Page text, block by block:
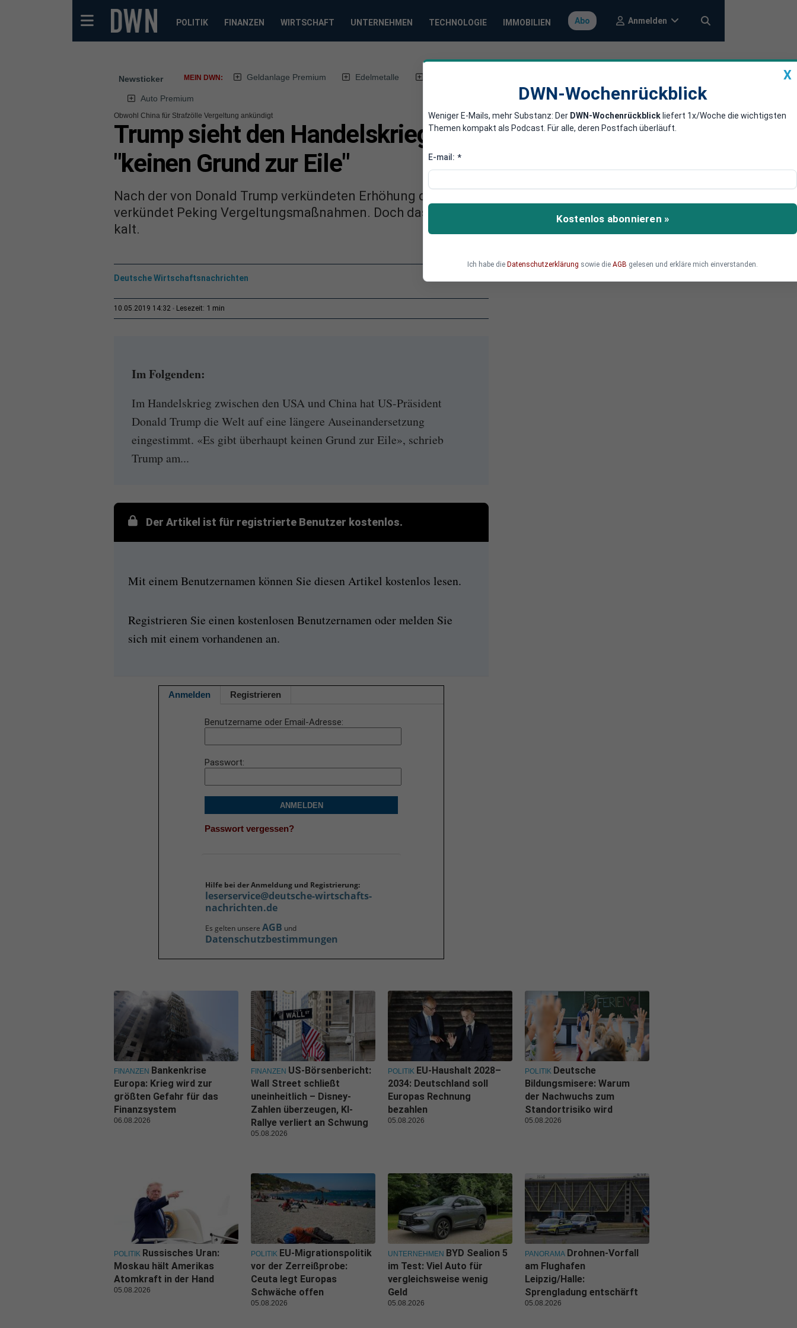
POLITIK FINANZEN WIRTSCHAFT UNTERNEHMEN TECHNOLOGIE IMMOBILIEN Abo Anmelden
Newsticker MEIN DWN: Geldanlage Premium Edelmetalle
Auto Premium
Obwohl China für Strafzölle Vergeltung ankündigt
Trump sieht den Handelskrieg locker: Für Gespräche
"keinen Grund zur Eile"
Nach der von Donald Trump verkündeten Erhöhung der Strafzölle auf chinesische Importe
verkündet Peking Vergeltungsmaßnahmen. Doch das lässt den US-Präsidenten vollkommen
kalt.
Deutsche Wirtschaftsnachrichten
10.05.2019 14:32 Lesezeit: 1 min
Im Folgenden:
Im Handelskrieg zwischen den USA und China hat US-Präsident
Donald Trump die Welt auf eine längere Auseinandersetzung
eingestimmt. «Es gibt überhaupt keinen Grund zur Eile», schrieb
Trump am...
Der Artikel ist für registrierte Benutzer kostenlos.
Mit einem Benutzernamen können Sie diesen Artikel kostenlos lesen.
Registrieren Sie einen kostenlosen Benutzernamen oder melden Sie
sich mit einem vorhandenen an.
Anmelden Registrieren
Benutzername oder Email-Adresse
Passwort
ANMELDEN
Passwort vergessen?
Hilfe bei der Anmeldung und Registrierung:
leserservice@deutsche-wirtschafts-
nachrichten.de
Es gelten unsere AGB und
Datenschutzbestimmungen
X
DWN-Wochenrückblick
Weniger E-Mails, mehr Substanz: Der DWN-Wochenrückblick liefert 1x/Woche die wichtigsten
Themen kompakt als Podcast. Für alle, deren Postfach überläuft.
E-mail: *
Kostenlos abonnieren »
Ich habe die Datenschutzerklärung sowie die AGB gelesen und erkläre mich einverstanden.
FINANZEN Bankenkrise
Europa: Krieg wird zur
größten Gefahr für das
Finanzsystem
06.08.2026
FINANZEN US-Börsenbericht:
Wall Street schließt
uneinheitlich – Disney-
Zahlen überzeugen, KI-
Rallye verliert an Schwung
05.08.2026
POLITIK EU-Haushalt 2028–
2034: Deutschland soll
Europas Rechnung
bezahlen
05.08.2026
POLITIK Deutsche
Bildungsmisere: Warum
der Nachwuchs zum
Standortrisiko wird
05.08.2026
POLITIK Russisches Uran:
Moskau hält Amerikas
Atomkraft in der Hand
05.08.2026
POLITIK EU-Migrationspolitik
vor der Zerreißprobe:
Ceuta legt Europas
Schwäche offen
05.08.2026
UNTERNEHMEN BYD Sealion 5
im Test: Viel Auto für
vergleichsweise wenig
Geld
05.08.2026
PANORAMA Drohnen-Vorfall
am Flughafen
Leipzig/Halle:
Sprengladung entschärft
05.08.2026